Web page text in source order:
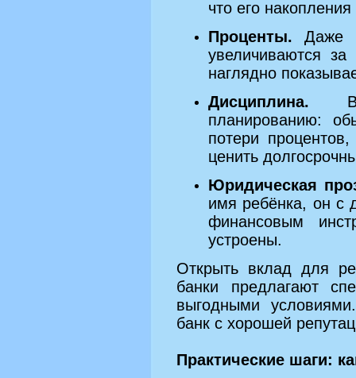
что его
Проценты. Даже
увеличиваются
наглядно
Дисциплина.
планированию:
потери
ценить
Юридическая
имя ребёнка, он с
финансовым
устроены.
Открыть вклад для
банки предлагают
выгодными
банк с хорошей
Практические шаги: